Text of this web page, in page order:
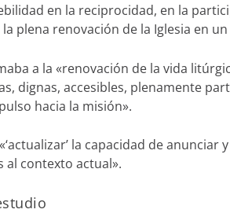
en la reciprocidad, en la
plena renovación de la Iglesia en
a la «renovación de la vida
dignas, accesibles, plenamente
hacia la misión».
la capacidad de
al contexto actual».